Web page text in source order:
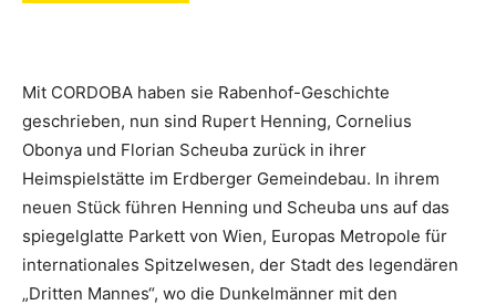
Mit CORDOBA haben sie Rabenhof-Geschichte
geschrieben, nun sind Rupert Henning, Cornelius
Obonya und Florian Scheuba zurück in ihrer
Heimspielstätte im Erdberger Gemeindebau. In ihrem
neuen Stück führen Henning und Scheuba uns auf das
spiegelglatte Parkett von Wien, Europas Metropole für
internationales Spitzelwesen, der Stadt des legendären
„Dritten Mannes“, wo die Dunkelmänner mit den